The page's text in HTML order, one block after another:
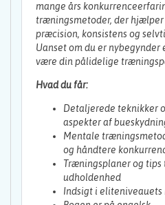
mange års
træningsmetoder, der
præcision, konsistens og
Uanset om du er nybegynder
være din pålidelige
Hvad du får:
Detaljerede teknikker
aspekter af
Mentale
og håndtere
Træningsplaner og tips
udholdenhed
Indsigt i eliteniveauets